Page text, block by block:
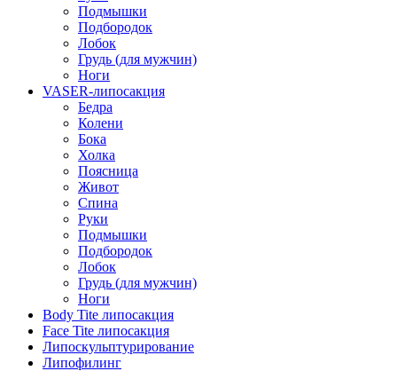
Подмышки
Подбородок
Лобок
Грудь (для мужчин)
Ноги
VASER-липосакция
Бедра
Колени
Бока
Холка
Поясница
Живот
Спина
Руки
Подмышки
Подбородок
Лобок
Грудь (для мужчин)
Ноги
Body Tite липосакция
Face Tite липосакция
Липоскульптурирование
Липофилинг